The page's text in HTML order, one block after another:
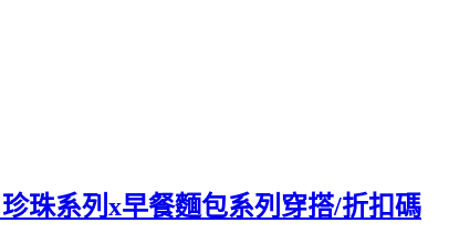
珠系列x早餐麵包系列穿搭/折扣碼